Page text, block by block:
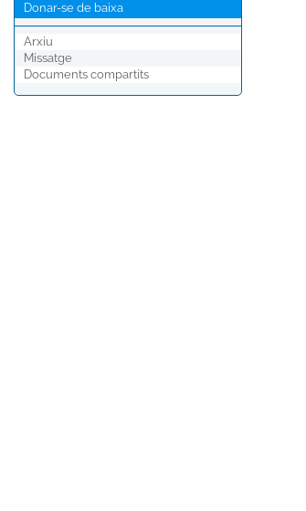
Donar-se de baixa
Arxiu
Missatge
Documents compartits